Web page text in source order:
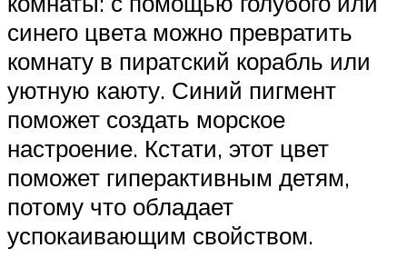
синего цвета можно превратить
комнату в пиратский корабль или
уютную каюту. Синий пигмент
поможет создать морское
настроение. Кстати, этот цвет
поможет гиперактивным детям,
потому что обладает
успокаивающим свойством.